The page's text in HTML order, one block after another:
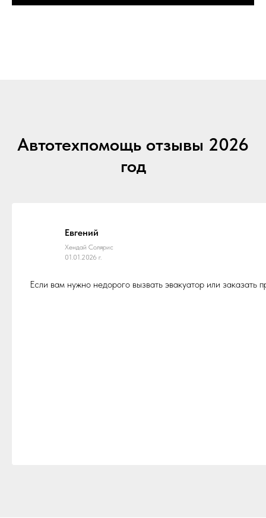
Автотехпомощь отзывы 2026
год
Евгений
Хендай Солярис
01.01.2026 г.
Если вам нужно недорого вызвать эвакуатор или